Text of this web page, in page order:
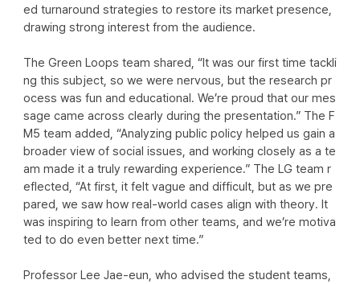
ed turnaround strategies to restore its market presence,
drawing strong interest from the audience.
The Green Loops team shared, “It was our first time tackli
ng this subject, so we were nervous, but the research pr
ocess was fun and educational. We’re proud that our mes
sage came across clearly during the presentation.” The F
M5 team added, “Analyzing public policy helped us gain a
broader view of social issues, and working closely as a te
am made it a truly rewarding experience.” The LG team r
eflected, “At first, it felt vague and difficult, but as we pre
pared, we saw how real-world cases align with theory. It
was inspiring to learn from other teams, and we’re motiva
ted to do even better next time.”
Professor Lee Jae-eun, who advised the student teams,